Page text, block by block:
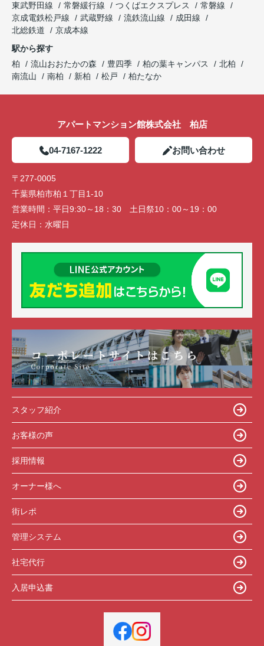
東武野田線
常磐緩行線 つくばエクスプレス
常磐線
京成電鉄松戸線
武蔵野線 流鉄流山線
成田線
北総鉄道
京成本線
駅から探す
柏
流山おおたかの森 豊四季 柏の葉キャンパス
北柏
南流山
南柏 新柏 松戸 柏たなか
アパートマンション館株式会社 柏店
04-7167-1222 お問い合わせ
〒277-0005
千葉県柏市柏１丁目1-10
営業時間： 平日9:30～18：30 土日祭10：00～19：00
定休日： 水曜日
スタッフ紹介
お客様の声
採用情報
オーナー様へ
街レポ
管理システム
社宅代行
入居申込書